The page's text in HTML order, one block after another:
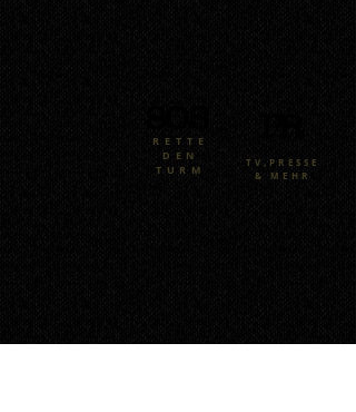
TV,PRESSE
& MEHR
P R
S
RETTE
DEN
TURM